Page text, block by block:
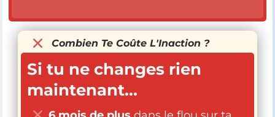
Combien Te Coûte L'Inaction ?
Si tu ne changes rien
maintenant...